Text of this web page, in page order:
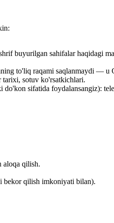
buyurilgan sahifalar haqidagi
to'liq raqami saqlanmaydi —
tarixi, sotuv ko'rsatkichlari.
sifatida foydalansangiz):
aloqa qilish.
bekor qilish imkoniyati bilan).